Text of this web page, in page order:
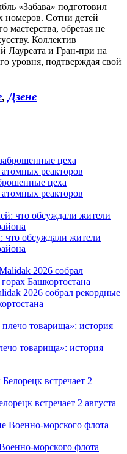
«Забава» подготовил
номеров. Сотни детей
мастерства, обретая не
Коллектив
Лауреата и Гран-при на
уровня, подтверждая свой
, Дзене
цеха
реакторов
что обсуждали жители
2026 собрал рекордные
товарища»: история
встречает 2 августа
морского флота